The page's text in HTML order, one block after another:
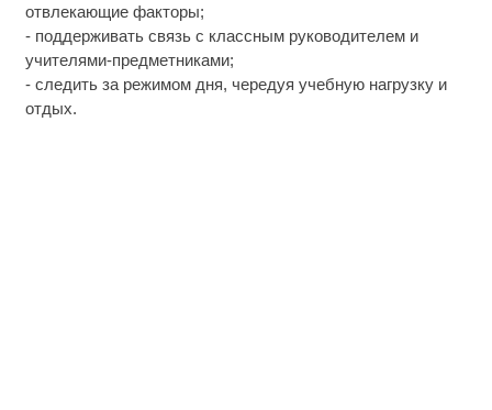
отвлекающие факторы;
- поддерживать связь с классным руководителем и
учителями-предметниками;
- следить за режимом дня, чередуя учебную нагрузку и
отдых.